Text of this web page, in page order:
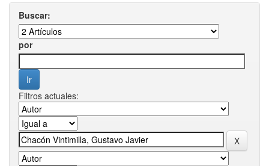
Buscar:
por
Filtros actuales: